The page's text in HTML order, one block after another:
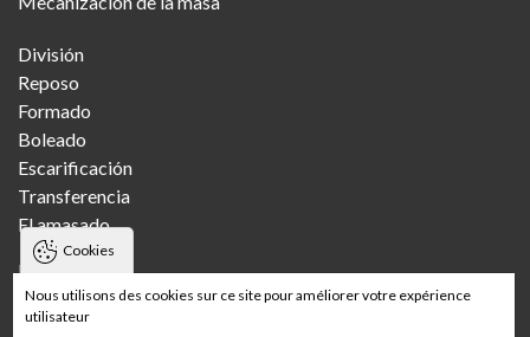
División
Reposo
Formado
Boleado
Escarificación
Transferencia
El amasado
Panaderías
Pandería artesanal
Cookies
Nous utilisons des cookies sur ce site pour améliorer votre expérience
utilisateur